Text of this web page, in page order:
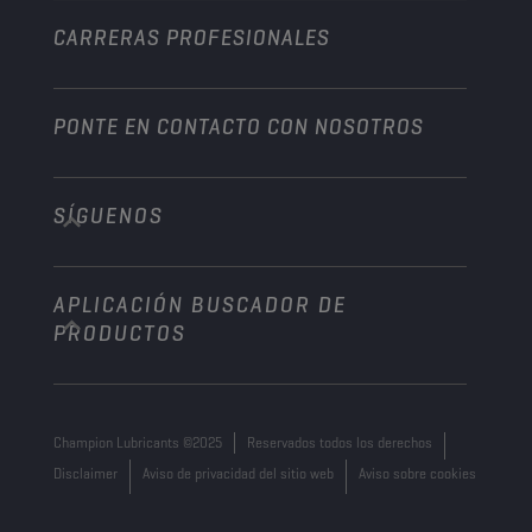
CARRERAS PROFESIONALES
PONTE EN CONTACTO CON NOSOTROS
info@championlubes.com
+32 3 870 00 20
Georges Gilliotstraat, 52 2620 Hemiksem
Belgium
SÍGUENOS
APLICACIÓN BUSCADOR DE
PRODUCTOS
Champion Lubricants ©2025
Reservados todos los derechos
Disclaimer
Aviso de privacidad del sitio web Aviso sobre cookies